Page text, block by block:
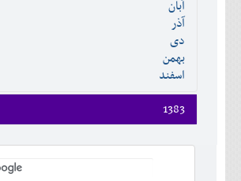
اسفند
دی
بهمن
اسفند
آبان
آذر
دی
بهمن
اسفند
1383
فروردين